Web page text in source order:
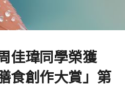
佳瑋同學榮獲
食創作大賞」第